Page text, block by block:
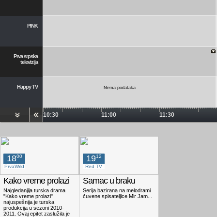
PINK
Prva srpska
televizija
Happy TV
Red TV
Pink Extra
RTS3
Nema podataka
10:30 11:00 11:30
1800
PrvaWrld
Kako vreme prolazi
Najgledanjija turska drama
"Kako vreme prolazi"
najuspešnija je turska
produkcija u sezoni 2010-
2011. Ovaj epitet zaslužila je
1912
Red TV
Samac u braku
Serija bazirana na melodrami
čuvene spisateljice Mir Jam...